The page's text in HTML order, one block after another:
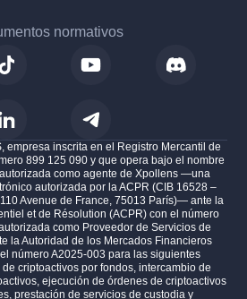
normativos
empresa inscrita en el Registro Mercantil de
899 125 090 y que opera bajo el nombre
como agente de Xpollens —una
autorizada por la ACPR (CIB 16528 –
Avenue de France, 75013 París)— ante la
et de Résolution (ACPR) con el número
como Proveedor de Servicios de
la Autoridad de los Mercados Financieros
número A2025-003 para las siguientes
criptoactivos por fondos, intercambio de
ejecución de órdenes de criptoactivos
prestación de servicios de custodia y